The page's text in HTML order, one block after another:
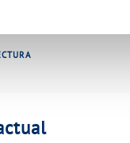
i afectacions